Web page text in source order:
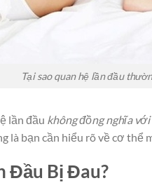
Tại sao quan hệ lần đầu
lần đầu không đồng nghĩa
bạn cần hiểu rõ về cơ thể
Đầu Bị Đau?